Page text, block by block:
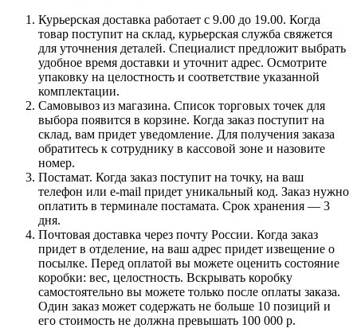
Курьерская доставка работает с 9.00 до 19.00. Когда
товар поступит на склад, курьерская служба свяжется
для уточнения деталей. Специалист предложит выбрать
удобное время доставки и уточнит адрес. Осмотрите
упаковку на целостность и соответствие указанной
комплектации.
Самовывоз из магазина. Список торговых точек для
выбора появится в корзине. Когда заказ поступит на
склад, вам придет уведомление. Для получения заказа
обратитесь к сотруднику в кассовой зоне и назовите
номер.
Постамат. Когда заказ поступит на точку, на ваш
телефон или e-mail придет уникальный код. Заказ нужно
оплатить в терминале постамата. Срок хранения — 3
дня.
Почтовая доставка через почту России. Когда заказ
придет в отделение, на ваш адрес придет извещение о
посылке. Перед оплатой вы можете оценить состояние
коробки: вес, целостность. Вскрывать коробку
самостоятельно вы можете только после оплаты заказа.
Один заказ может содержать не больше 10 позиций и
его стоимость не должна превышать 100 000 р.